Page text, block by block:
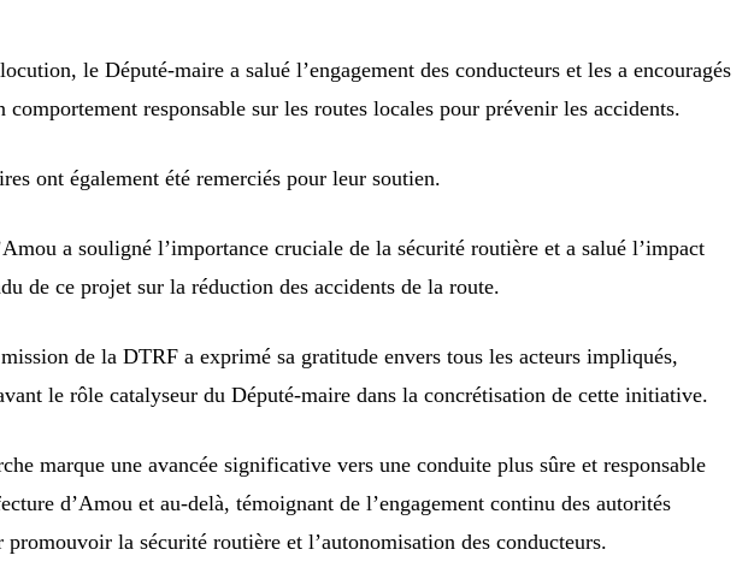
le Député-maire a salué l’engagement des conducteurs et les a encouragés
comportement responsable sur les routes locales pour prévenir les accidents.
ont également été remerciés pour leur soutien.
a souligné l’importance cruciale de la sécurité routière et a salué l’impact
de ce projet sur la réduction des accidents de la route.
de la DTRF a exprimé sa gratitude envers tous les acteurs impliqués,
le rôle catalyseur du Député-maire dans la concrétisation de cette initiative.
marque une avancée significative vers une conduite plus sûre et responsable
d’Amou et au-delà, témoignant de l’engagement continu des autorités
promouvoir la sécurité routière et l’autonomisation des conducteurs.